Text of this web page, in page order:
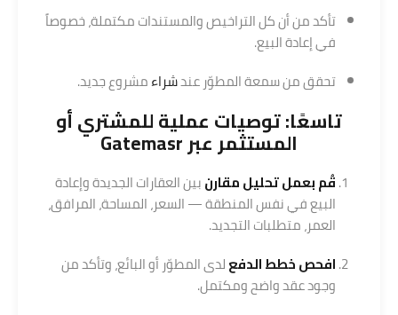
تأكد من أن كل التراخيص والمستندات مكتملة، خصوصاً
في إعادة البيع.
تحقق من سمعة المطوّر عندشراءمشروع جديد.
تاسعًا: توصيات عملية للمشتري أو
المستثمر عبر Gatemasr
قُم بعمل تحليل مقارنبين العقارات الجديدة وإعادة
البيع في نفس المنطقة — السعر، المساحة، المرافق،
العمر، متطلبات التجديد.
افحص خطط الدفعلدى المطوّر أو البائع، وتأكد من
وجود عقد واضح ومكتمل.